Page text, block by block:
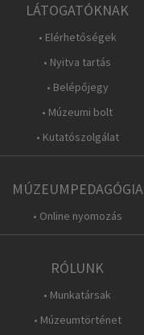
LÁTOGATÓKNAK
• Elérhetőségek
• Nyitva tartás
• Belépőjegy
• Múzeumi bolt
• Kutatószolgálat
MÚZEUMPEDAGÓGIA
• Online nyomozás
RÓLUNK
• Munkatársak
• Múzeumtörténet